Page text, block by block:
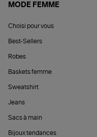
MODE FEMME
Choisi pour vous
Best-Sellers
Robes
Baskets femme
Sweatshirt
Jeans
Sacs à main
Bijoux tendances